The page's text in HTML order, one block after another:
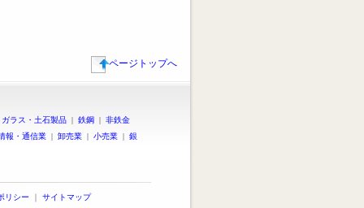
ページトップへ
ガラス・土石製品 | 鉄鋼 | 非鉄金
報・通信業 | 卸売業 | 小売業 | 銀
リシー ｜ サイトマップ